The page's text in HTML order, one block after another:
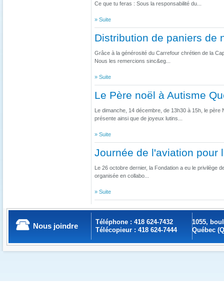
Ce que tu feras : Sous la responsabilité du...
» Suite
Distribution de paniers de
Grâce à la générosité du Carrefour chrétien de la
Nous les remercions sinc&eg...
» Suite
Le Père noël à Autisme
Le dimanche, 14 décembre, de 13h30 à 15h, le
présente ainsi que de joyeux lutins...
» Suite
Journée de l'aviation pour
Le 26 octobre dernier, la Fondation a eu le privilège
organisée en collabo...
» Suite
Nous joindre
Téléphone : 418 624-7432
Télécopieur : 418 624-7444
1055,
Québec